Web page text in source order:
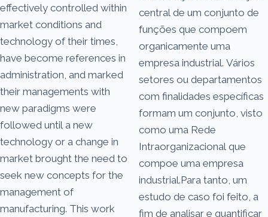
effectively controlled within
market conditions and
technology of their times,
have become references in
administration, and marked
their managements with
new paradigms were
followed until a new
technology or a change in
market brought the need to
seek new concepts for the
management of
manufacturing. This work
central de um conjunto de
funções que compoem
organicamente uma
empresa industrial. Vários
setores ou departamentos
com finalidades específicas
formam um conjunto, visto
como uma Rede
Intraorganizacional que
compoe uma empresa
industrial.Para tanto, um
estudo de caso foi feito, a
fim de analisar e quantificar